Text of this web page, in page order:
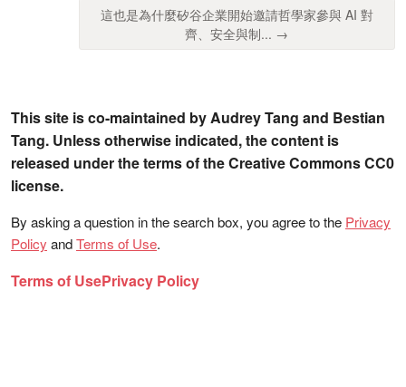
這也是為什麼矽谷企業開始邀請哲學家參與 AI 對
齊、安全與制... →
This site is co-maintained by Audrey Tang and Bestian
Tang. Unless otherwise indicated, the content is
released under the terms of the Creative Commons CC0
license.
By asking a question in the search box, you agree to the Privacy
Policy andTerms of Use.
Terms of UsePrivacy Policy